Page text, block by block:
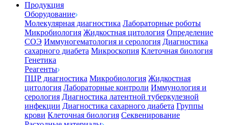
Продукция
Оборудование
Молекулярная диагностика Лабораторные роботы
Микробиология Жидкостная цитология Определение
СОЭ Иммуногематология и серология Диагностика
сахарного диабета Микроскопия Клеточная биология
Генетика
Реагенты
ПЦР диагностика Микробиология Жидкостная
цитология Лабораторные контроли Иммунология и
серология Диагностика латентной туберкулезной
инфекции Диагностика сахарного диабета Группы
крови Клеточная биология Секвенирование